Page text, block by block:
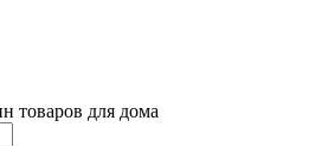
товаров для дома